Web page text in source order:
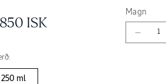
ISK
Magn
Minnka
250 ml